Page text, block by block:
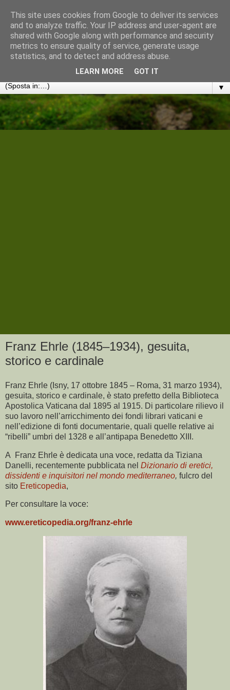
Cantiere Storico Filologico
Convergenze umanistiche in rete. Note, discussioni e
disseminazioni
▼
Franz Ehrle (1845–1934), gesuita,
storico e cardinale
Franz Ehrle (Isny, 17 ottobre 1845 – Roma, 31 marzo 1934),
gesuita, storico e cardinale, è stato prefetto della Biblioteca
Apostolica Vaticana dal 1895 al 1915. Di particolare rilievo il
suo lavoro nell’arricchimento dei fondi librari vaticani e
nell’edizione di fonti documentarie, quali quelle relative ai
“ribelli” umbri del 1328 e all’antipapa Benedetto XIII.
A Franz Ehrle è dedicata una voce, redatta da Tiziana
Danelli, recentemente pubblicata nel Dizionario di eretici,
dissidenti e inquisitori nel mondo mediterraneo, fulcro del
sito Ereticopedia,
Per consultare la voce:
www.ereticopedia.org/franz-ehrle
This site uses cookies from Google to deliver its services
and to analyze traffic. Your IP address and user-agent are
shared with Google along with performance and security
metrics to ensure quality of service, generate usage
statistics, and to detect and address abuse.
LEARN MORE GOT IT